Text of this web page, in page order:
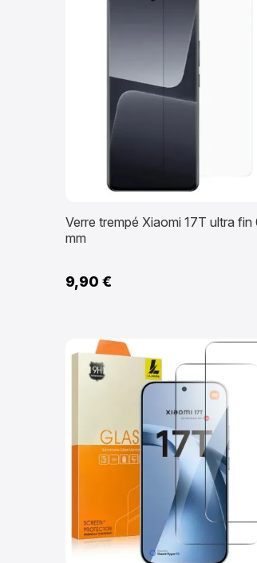
Verre trempé Xiaomi 17T ultra fin
mm
9,90 €